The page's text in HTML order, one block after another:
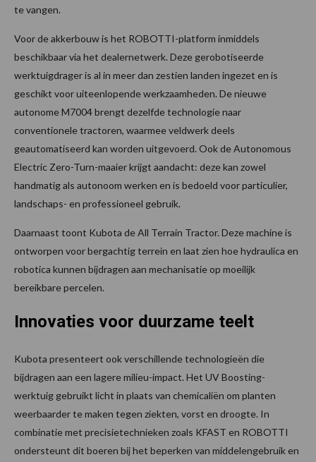
te vangen.
Voor de akkerbouw is het ROBOTTI-platform inmiddels
beschikbaar via het dealernetwerk. Deze gerobotiseerde
werktuigdrager is al in meer dan zestien landen ingezet en is
geschikt voor uiteenlopende werkzaamheden. De nieuwe
autonome M7004 brengt dezelfde technologie naar
conventionele tractoren, waarmee veldwerk deels
geautomatiseerd kan worden uitgevoerd. Ook de Autonomous
Electric Zero-Turn-maaier krijgt aandacht: deze kan zowel
handmatig als autonoom werken en is bedoeld voor particulier,
landschaps- en professioneel gebruik.
Daarnaast toont Kubota de All Terrain Tractor. Deze machine is
ontworpen voor bergachtig terrein en laat zien hoe hydraulica en
robotica kunnen bijdragen aan mechanisatie op moeilijk
bereikbare percelen.
Innovaties voor duurzame teelt
Kubota presenteert ook verschillende technologieën die
bijdragen aan een lagere milieu-impact. Het UV Boosting-
werktuig gebruikt licht in plaats van chemicaliën om planten
weerbaarder te maken tegen ziekten, vorst en droogte. In
combinatie met precisietechnieken zoals KFAST en ROBOTTI
ondersteunt dit boeren bij het beperken van middelengebruik en